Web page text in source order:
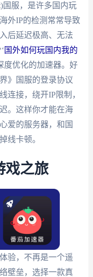
国服，是许多国内玩
外IP的检测常常导致
后延迟极高、无法
国外如何玩国内我的
度优化的加速器。好
》国服的登录协议
连接，绕开IP限制，
。这样你才能在海
爱的服务器，和国
线卡顿。
戏之旅
验，不再是一个遥
壁垒，选择一款真